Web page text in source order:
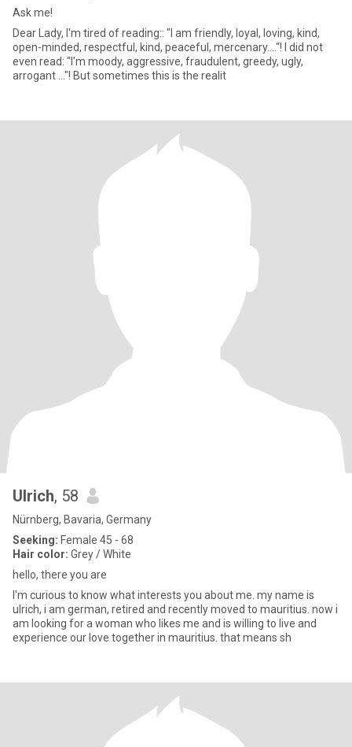
Ask me!
Dear Lady, I'm tired of reading:: "I am friendly, loyal, loving, kind,
open-minded, respectful, kind, peaceful, mercenary….“! I did not
even read: "I'm moody, aggressive, fraudulent, greedy, ugly,
arrogant ..."! But sometimes this is the realit
Ulrich, 58
Nürnberg, Bavaria, Germany
Seeking: Female 45 - 68
Hair color: Grey / White
hello, there you are
I'm curious to know what interests you about me. my name is
ulrich, i am german, retired and recently moved to mauritius. now i
am looking for a woman who likes me and is willing to live and
experience our love together in mauritius. that means sh